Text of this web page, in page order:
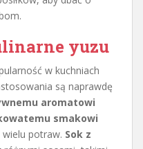
yuzu
w kuchniach
są naprawdę
aromatowi
smakowi
potraw. Sok z